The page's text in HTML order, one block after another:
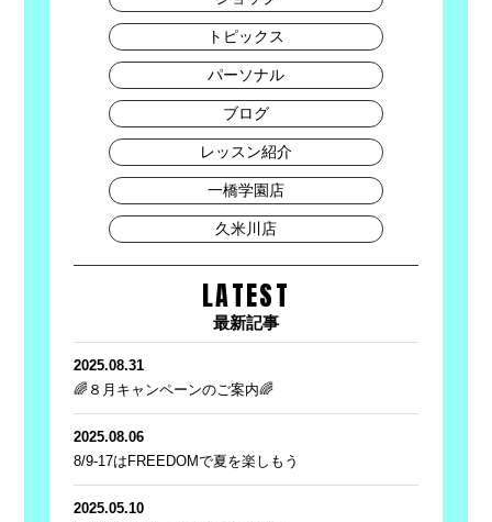
トピックス
パーソナル
ブログ
レッスン紹介
一橋学園店
久米川店
LATEST
最新記事
2025.08.31
🌈８月キャンペーンのご案内🌈
2025.08.06
8/9-17はFREEDOMで夏を楽しもう
2025.05.10